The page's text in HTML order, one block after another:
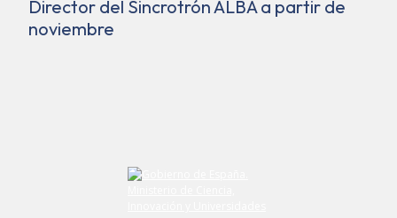
Director del Sincrotrón ALBA a partir de
noviembre